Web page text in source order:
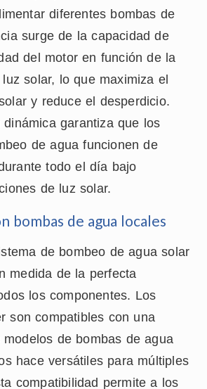
diferentes bombas de
surge de la capacidad de
del motor en función de la
solar, lo que maximiza el
y reduce el desperdicio.
dinámica garantiza que los
de agua funcionen de
todo el día bajo
de luz solar.
bombas de agua locales
de bombeo de agua solar
medida de la perfecta
los componentes. Los
son compatibles con una
de bombas de agua
hace versátiles para múltiples
compatibilidad permite a los